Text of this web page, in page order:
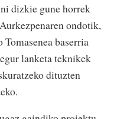
dizkie gune horrek
ondotik,
baserria
lanketa teknikek
dituzten